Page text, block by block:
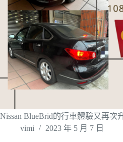
Nissan BlueBrid的行車體驗又再次
vimi
2023 年 5 月 7 日